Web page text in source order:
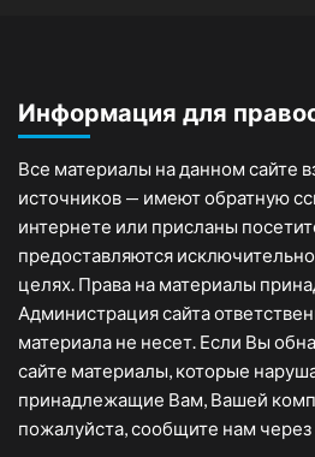
Информация для
Все материалы на данном сайте
источников — имеют обратную
интернете или присланы
предоставляются
целях. Права на материалы
Администрация сайта
материала не несет. Если Вы
сайте материалы, которые
принадлежащие Вам, Вашей
пожалуйста, сообщите нам